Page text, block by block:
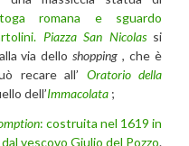
romana e sguardo
Piazza San Nicolassi
via delloshopping , che è
recare all’ Oratorio della
dell’Immacolata ;
: costruita nel 1619 in
vescovo Giulio del Pozzo.